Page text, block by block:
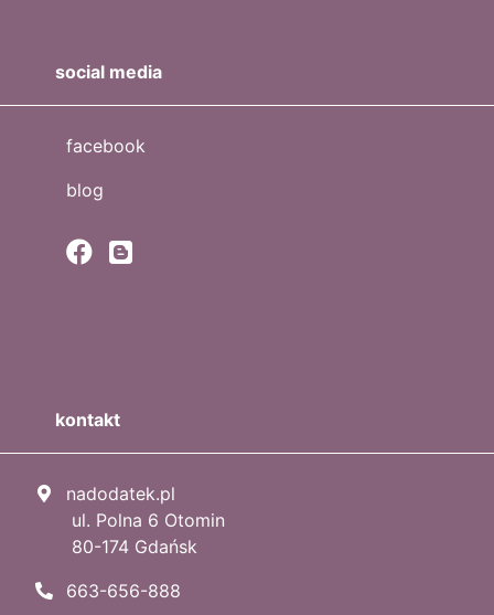
social media
facebook
blog
kontakt
nadodatek.pl
ul. Polna 6 Otomin
80-174 Gdańsk
663-656-888